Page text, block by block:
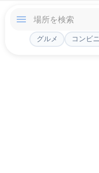
グルメ コンビニ